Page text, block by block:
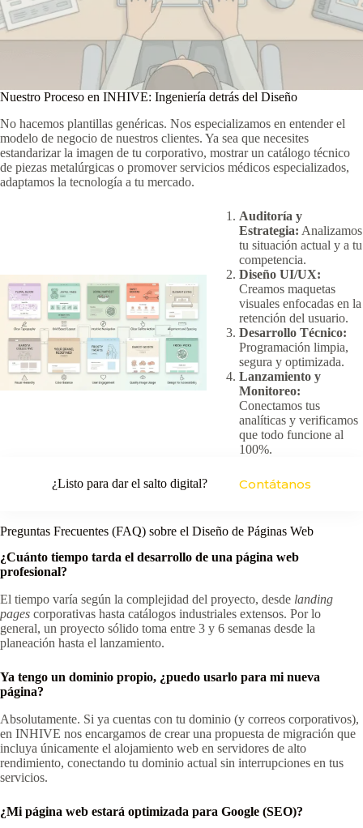
Nuestro Proceso en INHIVE: Ingeniería detrás del Diseño
No hacemos plantillas genéricas. Nos especializamos en entender el
modelo de negocio de nuestros clientes. Ya sea que necesites
estandarizar la imagen de tu corporativo, mostrar un catálogo técnico
de piezas metalúrgicas o promover servicios médicos especializados,
adaptamos la tecnología a tu mercado.
Auditoría y
Estrategia: Analizamos
tu situación actual y a tu
competencia.
Diseño UI/UX:
Creamos maquetas
visuales enfocadas en la
retención del usuario.
Desarrollo Técnico:
Programación limpia,
segura y optimizada.
Lanzamiento y
Monitoreo:
Conectamos tus
analíticas y verificamos
que todo funcione al
100%.
¿Listo para dar el salto digital? Contátanos
Preguntas Frecuentes (FAQ) sobre el Diseño de Páginas Web
¿Cuánto tiempo tarda el desarrollo de una página web
profesional?
El tiempo varía según la complejidad del proyecto, desde landing
pages corporativas hasta catálogos industriales extensos. Por lo
general, un proyecto sólido toma entre 3 y 6 semanas desde la
planeación hasta el lanzamiento.
Ya tengo un dominio propio, ¿puedo usarlo para mi nueva
página?
Absolutamente. Si ya cuentas con tu dominio (y correos corporativos),
en INHIVE nos encargamos de crear una propuesta de migración que
incluya únicamente el alojamiento web en servidores de alto
rendimiento, conectando tu dominio actual sin interrupciones en tus
servicios.
¿Mi página web estará optimizada para Google (SEO)?